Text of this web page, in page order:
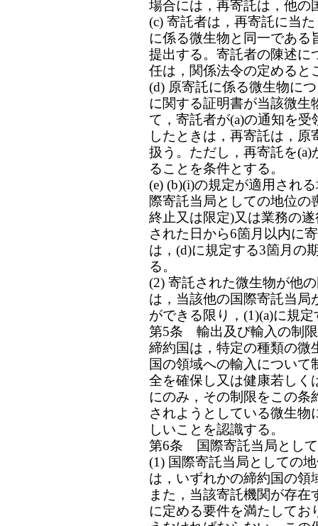
場合には，再寄託は，他の
(c) 寄託者は，再寄託に当
に係る微生物と同一である
提出する。寄託者の陳述に
任は，関係法令の定めると
(d) 原寄託に係る微生物に
に関する証明書が当該微生
て，寄託者が(a)の通知を
したときは，再寄託は，
扱う。ただし，再寄託を(a)
ることを条件とする。
(e) (b)(i)の規定が適用され
際寄託当局としての地位の
終止又は限定)又は業務の
された日から6箇月以内に
は，(d)に規定する3箇月の
る。
(2) 寄託された微生物が他
は，当該他の国際寄託当局
ができる限り，(1)(a)に規
第5条 輸出及び輸入の制限
締約国は，特定の種類の微
国の領域への輸入につい
全を確保し又は健康若しく
にのみ，その制限をこの条
されようとしている微生
しいことを認識する。
第6条 国際寄託当局とし
(1) 国際寄託当局としての
は，いずれかの締約国の領
また，当該寄託機関が存
に定める要件を満たしてお